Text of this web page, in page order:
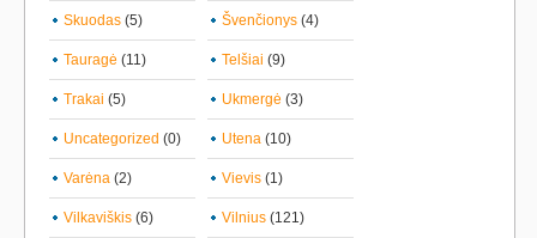
Skuodas (5) Švenčionys (4)
Tauragė (11) Telšiai (9)
Trakai (5) Ukmergė (3)
Uncategorized (0) Utena (10)
Varėna (2) Vievis (1)
Vilkaviškis (6) Vilnius (121)